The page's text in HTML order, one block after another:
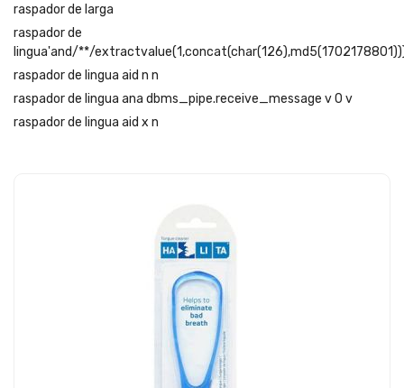
raspador de larga
raspador de
lingua'and/**/
raspador de lingua aid n n
raspador de lingua ana dbms_pipe.receive_message v 0 v
raspador de lingua aid x n